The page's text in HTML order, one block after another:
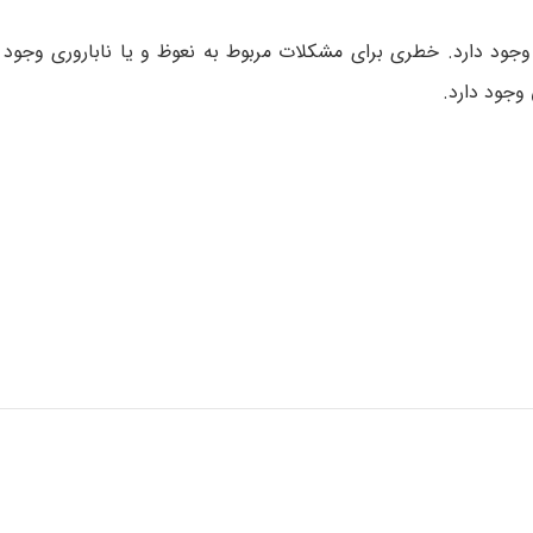
دارد. خطری برای مشکلات مربوط به نعوظ و یا ناباروری وجود
دارد.